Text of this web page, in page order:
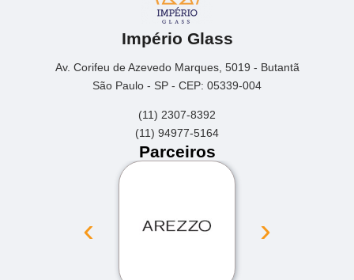
Império Glass
Av. Corifeu de Azevedo Marques, 5019 - Butantã
São Paulo - SP - CEP: 05339-004
(11) 2307-8392
(11) 94977-5164
Parceiros
‹ ›